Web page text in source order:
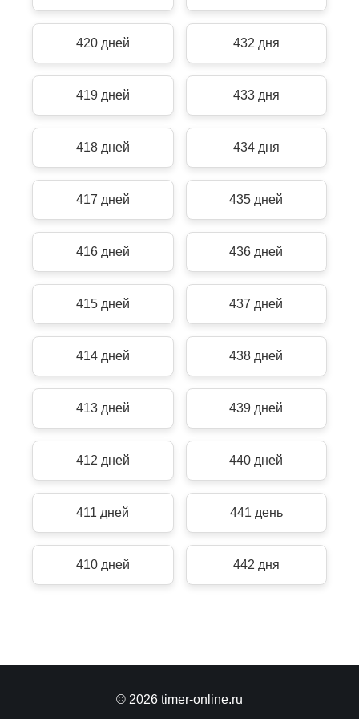
420 дней 432 дня
419 дней 433 дня
418 дней 434 дня
417 дней 435 дней
416 дней 436 дней
415 дней 437 дней
414 дней 438 дней
413 дней 439 дней
412 дней 440 дней
411 дней 441 день
410 дней 442 дня
© 2026 timer-online.ru